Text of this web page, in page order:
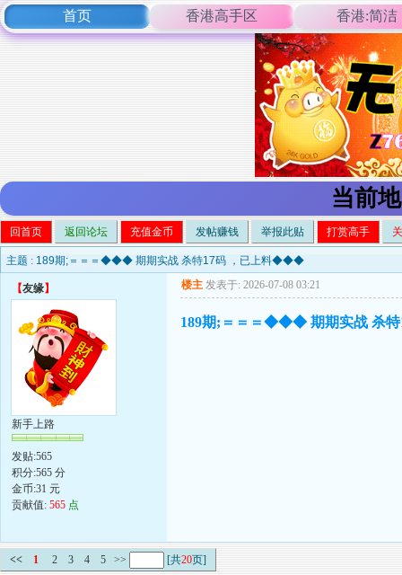
首页 香港高手区 香港:简洁
当前
回首页 返回论坛 充值金币 发帖赚钱 举报此贴 打赏高手
主题 : 189期;＝＝＝◆◆◆ 期期实战 杀特17码 ，已上料◆◆◆
【友缘】
新手上路
发贴:565
积分:565 分
金币:31 元
贡献值: 565 点
楼主 发表于: 2026-07-08 03:21
189期;＝＝＝◆◆◆ 期期实战 杀
<< 1 2 3 4 5 >> [共20页]